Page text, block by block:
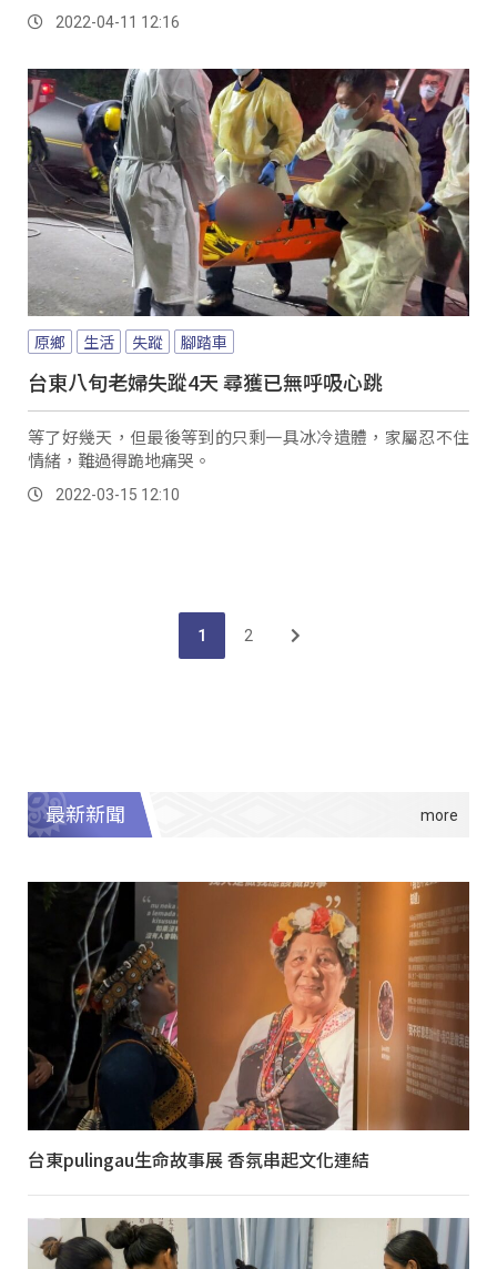
2022-04-11 12:16
原鄉 生活 失蹤 腳踏車
台東八旬老婦失蹤4天 尋獲已無呼吸心跳
等了好幾天，但最後等到的只剩一具冰冷遺體，家屬忍不住
情緒，難過得跪地痛哭。
2022-03-15 12:10
1 2
最新新聞
台東pulingau生命故事展 香氛串起文化連結